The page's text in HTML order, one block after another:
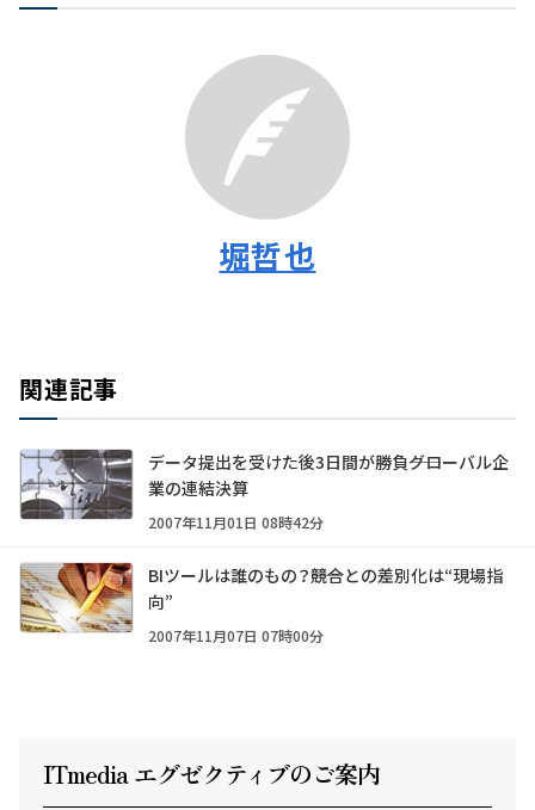
堀哲也
関連記事
データ提出を受けた後3日間が勝負――グローバル企
業の連結決算
2007年11月01日 08時42分
BIツールは誰のもの？――競合との差別化は“現場指
向”
2007年11月07日 07時00分
ITmedia エグゼクティ ブのご案内